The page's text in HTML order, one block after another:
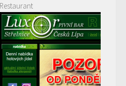
Restaurant